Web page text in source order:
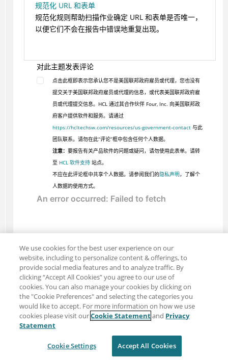
规范化 URL 和表单
规范化规则帮助扫描作业确定 URL 和表单是否唯一，
以便它们不会在报告中错误地重复出现。
对此主题发表评论
点击此框即表示您承认您不是美国联邦政府雇员或代理，您也没有
提交关于美国联邦政府雇员或代理的信息，或代表美国联邦政府雇
员或代理提交信息。HCL 通过其合作伙伴 Four, Inc. 向美国联邦政
府客户提供软件和服务。请通过
https://hcltechsw.com/resources/us-government-contact与此
团队联系。请勿在此“评论”框中包含任何个人数据。
注意： 要报告有关产品软件的问题或疑问，请勿使用此表单。请转
至 HCL 软件支持站点。
不应在此评论框中共享个人数据。请参阅我们的隐私声明，了解个
人数据的使用方式。
分享：电子邮件
推特
使用条款
We use cookies for the best user experience on our
website, including to personalize content & offerings, to
provide social media features and to analyze traffic. By
clicking “Accept All Cookies” you agree to our use of
cookies. You can also manage your cookies by clicking on
the "Cookie Preferences" and selecting the categories you
would like to accept. For more information on how we use
cookies please visit ourCookie Statementand Privacy
Statement
Cookie Settings Accept All Cookies